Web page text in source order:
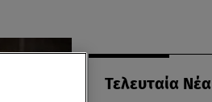
Τελευταία Νέα